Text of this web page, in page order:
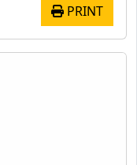
PRINT